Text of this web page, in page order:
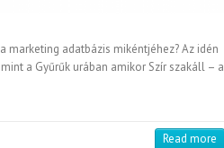
adatbázis mikéntjéhez? Az idén
a Gyűrűk urában amikor Szír szakáll – a
Read more